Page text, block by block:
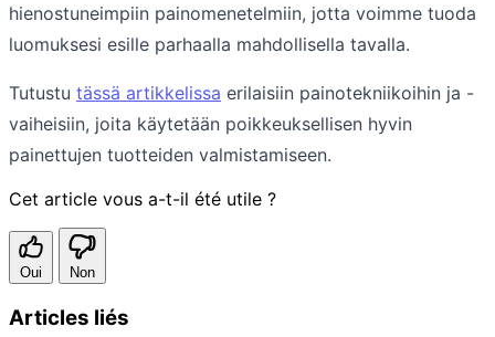
hienostuneimpiin painomenetelmiin, jotta voimme tuoda
luomuksesi esille parhaalla mahdollisella tavalla.
Tutustu tässä artikkelissa erilaisiin painotekniikoihin ja -
vaiheisiin, joita käytetään poikkeuksellisen hyvin
painettujen tuotteiden valmistamiseen.
Cet article vous a-t-il été utile ?
Oui Non
Articles liés